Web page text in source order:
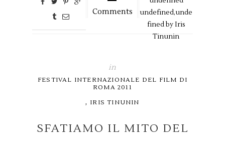
Comments
undefined,unde
fined byIris
Tinunin
in
FESTIVAL INTERNAZIONALE DEL FILM DI
ROMA 2011
, IRIS TINUNIN
SFATIAMO IL MITO DEL